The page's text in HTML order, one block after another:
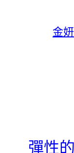
金
彈性